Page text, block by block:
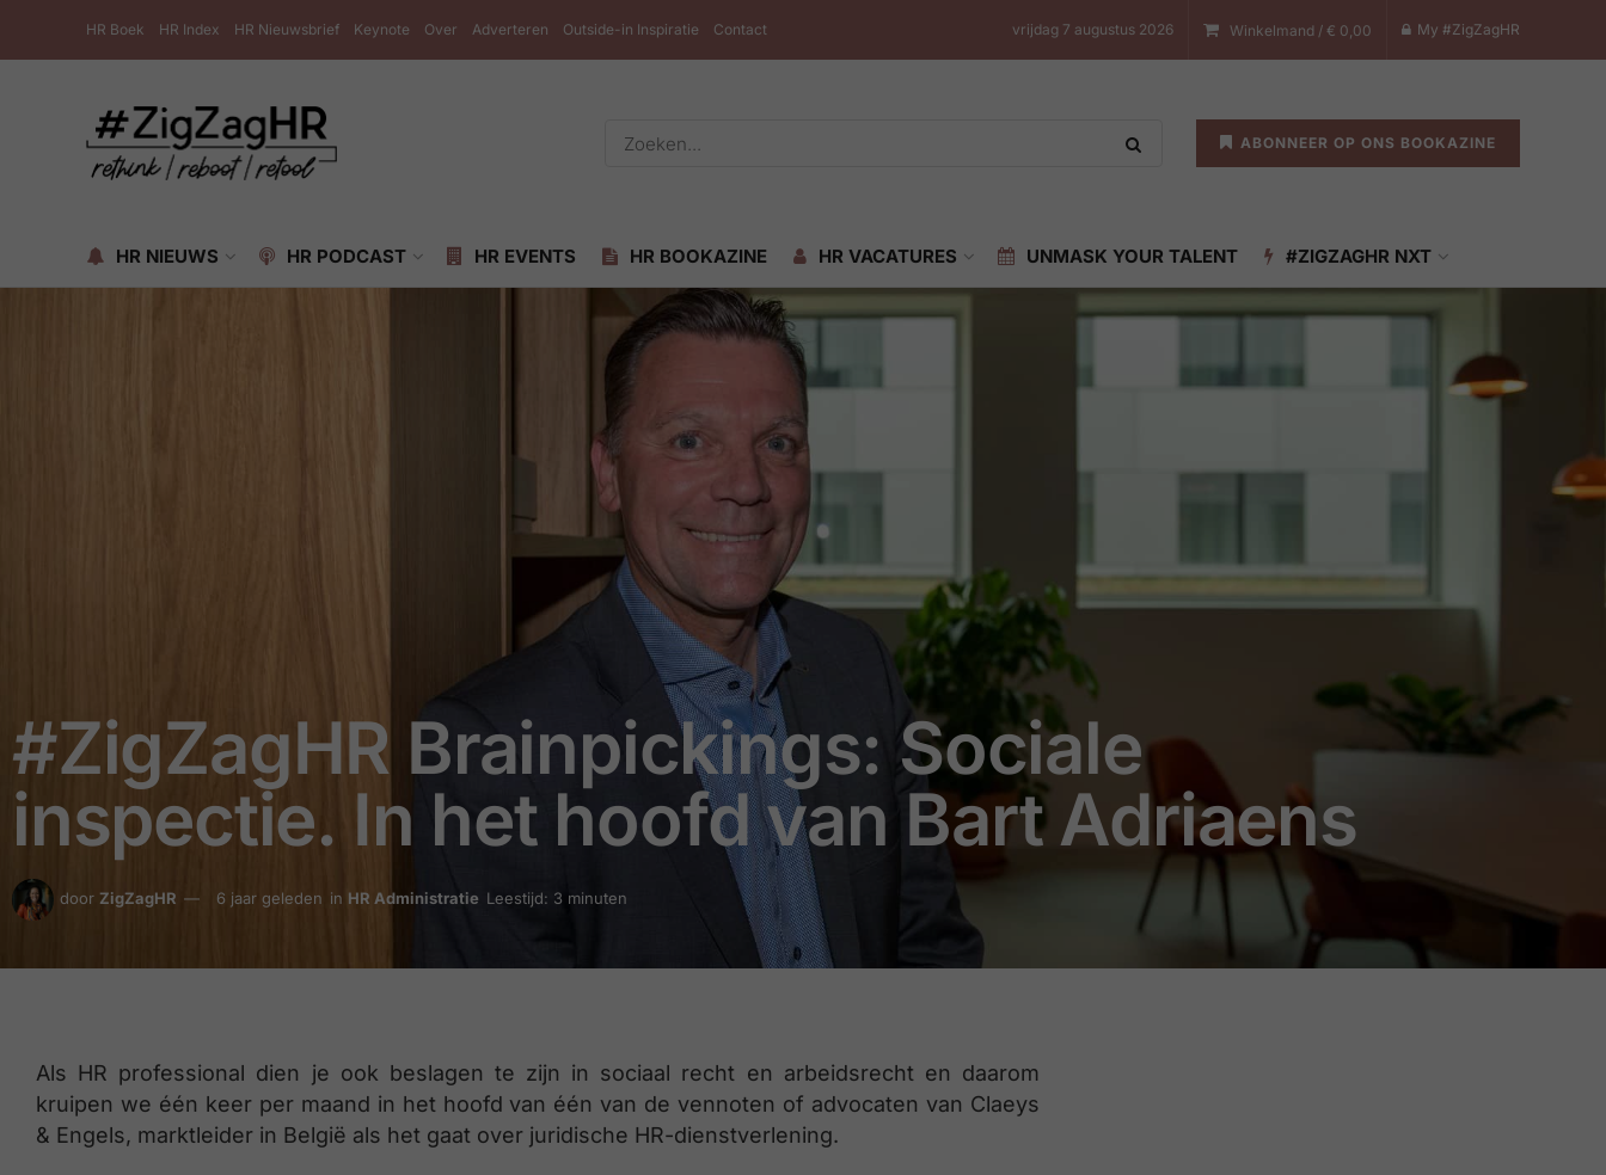
HR Boek HR Index HR Nieuwsbrief Keynote Over Adverteren Outside-in Inspiratie Contact vrijdag 7 augustus 2026 Winkelmand / € 0,00 My #ZigZagHR
ABONNEER OP ONS BOOKAZINE
HR NIEUWS HR PODCAST HR EVENTS HR BOOKAZINE HR VACATURES UNMASK YOUR TALENT #ZIGZAGHR NXT
#ZigZagHR Brainpickings: Sociale
inspectie. In het hoofd van Bart Adriaens
door ZigZagHR 6 jaar geleden in HR Administratie Leestijd: 3 minuten
Als HR professional dien je ook beslagen te zijn in sociaal recht en arbeidsrecht en daarom
kruipen we één keer per maand in het hoofd van één van de vennoten of advocaten van Claeys
& Engels, marktleider in België als het gaat over juridische HR-dienstverlening.